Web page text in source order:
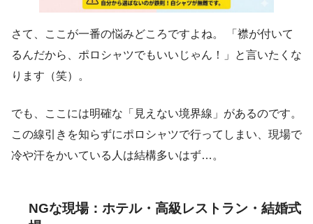
さて、ここが一番の悩みどころですよね。 「襟が付いて
るんだから、ポロシャツでもいいじゃん！」と言いたくな
ります（笑）。
でも、ここには明確な「見えない境界線」があるのです。
この線引きを知らずにポロシャツで行ってしまい、現場で
冷や汗をかいている人は結構多いはず…。
NGな現場：ホテル・高級レストラン・結婚式